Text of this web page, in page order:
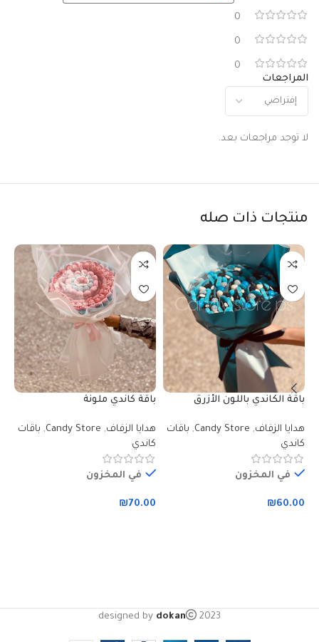
0
0
0
المراجعات
لا توجد مراجعات بعد.
منتجات ذات صله
باقة الكاندي باللون الأزرق
هدايا الزفاف,
Candy Store
, باقات
كاندي
في المخزون
₪60.00
باقة كاندي ملونة
هدايا الزفاف,
Candy Store
, باقات
كاندي
في المخزون
₪70.00
designed by dokan 2023